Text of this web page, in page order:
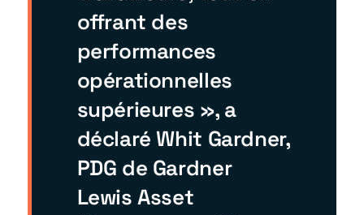
offrant des
performances
opérationnelles
supérieures », a
déclaré Whit Gardner,
PDG de Gardner
Lewis Asset